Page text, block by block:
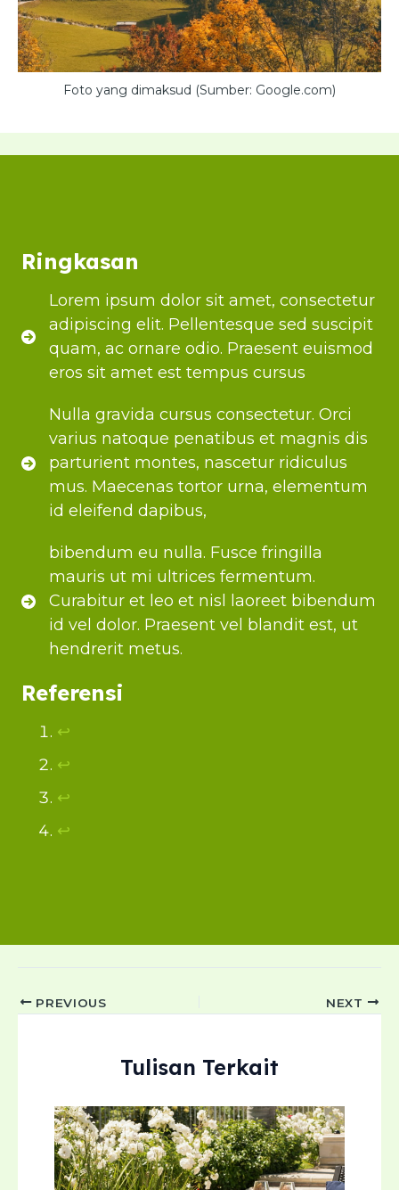
Foto yang dimaksud (Sumber: Google.com)
Ringkasan
Lorem ipsum dolor sit amet, consectetur
adipiscing elit. Pellentesque sed suscipit
quam, ac ornare odio. Praesent euismod
eros sit amet est tempus cursus
Nulla gravida cursus consectetur. Orci
varius natoque penatibus et magnis dis
parturient montes, nascetur ridiculus
mus. Maecenas tortor urna, elementum
id eleifend dapibus,
bibendum eu nulla. Fusce fringilla
mauris ut mi ultrices fermentum.
Curabitur et leo et nisl laoreet bibendum
id vel dolor. Praesent vel blandit est, ut
hendrerit metus.
Referensi
↩︎
↩︎
↩︎
↩︎
Post
PREVIOUS NEXT
Tulisan Terkait